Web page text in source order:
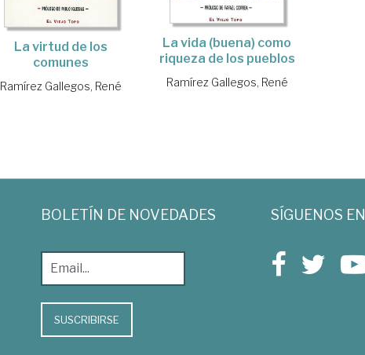
La virtud de los
comunes
Ramírez Gallegos, René
La vida (buena) como
riqueza de los pueblos
Ramírez Gallegos, René
BOLETÍN DE NOVEDADES
SUSCRIBIRSE
SÍGUENOS EN